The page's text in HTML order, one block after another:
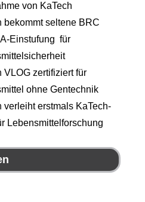
von KaTech
bekommt seltene BRC
Einstufung für
VLOG zertifiziert für
ohne Gentechnik
verleiht erstmals KaTech-
Lebensmittelforschung